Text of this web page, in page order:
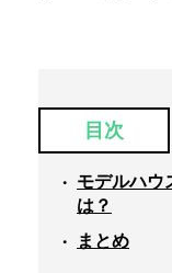
目次
モデルハウ
は？
まとめ